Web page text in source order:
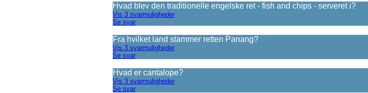
Hvad blev den traditionelle engelske ret - fish and chips - serveret i?
Vis 3 svarmuligheder
Se svar
Fra hvilket land stammer retten Panang?
Vis 3 svarmuligheder
Se svar
Hvad er cantalope?
Vis 3 svarmuligheder
Se svar